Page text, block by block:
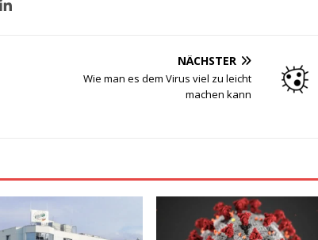
NÄCHSTER
Wie man es dem Virus viel zu leicht
machen kann